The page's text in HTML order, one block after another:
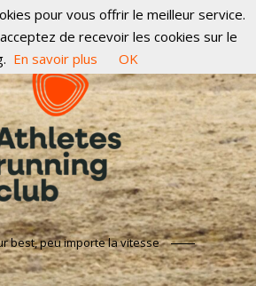
best, peu importe la vitesse
pour vous offrir le meilleur service.
de recevoir les cookies sur le
En savoir plus OK